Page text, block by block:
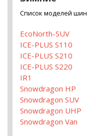
Список моделей шин
EcoNorth-SUV
ICE-PLUS S110
ICE-PLUS S210
ICE-PLUS S220
IR1
Snowdragon HP
Snowdragon SUV
Snowdragon UHP
Snowdragon Van